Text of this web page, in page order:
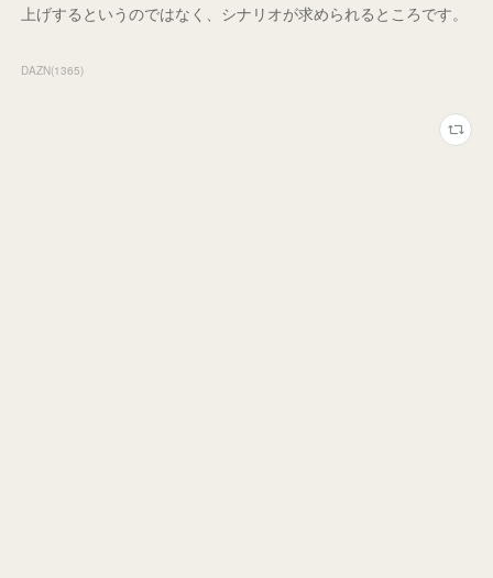
上げするというのではなく、シナリオが求められるところです。
DAZN(1365)